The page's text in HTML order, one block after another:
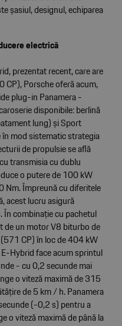
șasiul, designul, echiparea
electrică
prezentat recent, care are
Porsche oferă acum,
plug-in Panamera -
disponibile: berlină
lung) și Sport
mod sistematic strategia
de propulsie se află
transmisia cu dublu
o putere de 100 kW
Nm. Împreună cu diferitele
acest lucru asigură
În combinație cu pachetul
de un motor V8 biturbo de
CP) în loc de 404 kW
Hybrid face acum sprintul
- cu 0,2 secunde mai
o viteză maximă de 315
de 5 km / h. Panamera
(-0,2 s) pentru a
o viteză maximă de până la